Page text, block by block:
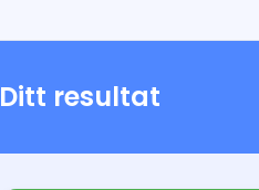
Ditt resultat